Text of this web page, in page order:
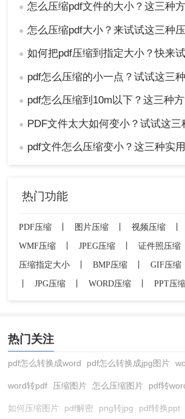
操作步骤（间接方法）：
1、将PDF转换为Word文档：使用
2、在Word中编辑和压缩：打开转换
档，进行必要的编辑和排版调整。然
的“另存为”功能将文档保存为PDF格
程中选择适当的压缩选项以减小文
（如图像、表格、布局等）发
如专业软件或在线工具那么高效
四、其他注意事项
在压缩PDF文件之前，建议评估
的文档（如设计图稿、学术论文
高，可以考虑使用图像处理软件
Photoshop）先对图像进行压缩
然后再将处理后的图像嵌入到
定期检查和维护计算机中的
不必要的文件或将其移动到外
● 怎么压缩pdf文件的大小？这三种方法
● 怎么压缩pdf大小？来试试这三种
● 如何把pdf压缩到指定大小？快来试试这三种
● pdf怎么压缩的小一点？试试这三种实
● pdf怎么压缩到10m以下？这三种
● PDF文件太大如何变小？试试这三种
● pdf文件怎么压缩变小？这三种实用方
热门功能
PDF压缩 图片压缩 视频压缩
WMF压缩
JPEG压缩 证件照压缩
压缩指定大小
BMP压缩 GIF压缩
JPG压缩 WORD压缩 PPT压
热门关注
pdf怎么转换成word pdf怎么转换成jpg图片
word转pdf 压缩图片 怎么压缩图片 pdf转
如何压缩图片 pdf解密 png转jpg pdf转换ppt